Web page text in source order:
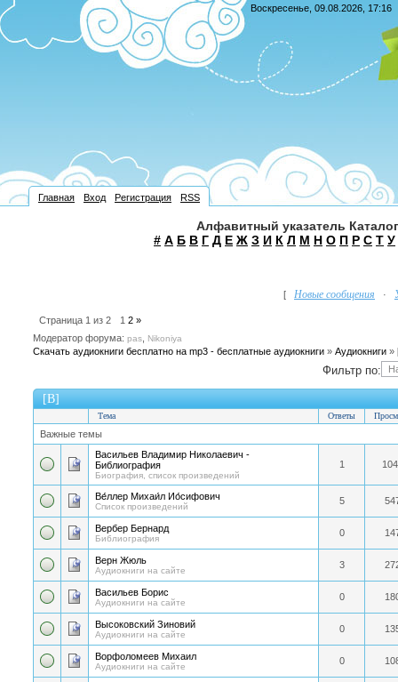
Воскресенье, 09.08.2026, 17:16
Главная Вход Регистрация RSS
Алфавитный указатель
# А Б В Г Д Е Ж З И К Л М Н О П Р С Т У
[ Новые сообщения ·
Страница 1 из 2 1 2 »
Модератор форума: pas Nikoniya
Скачать аудиокниги бесплатно на mp3 - бесплатные аудиокниги » Аудиокниги »
Фильтр по:
[В]
Тема Ответы
Важные темы
Васильев Владимир Николаевич -
Библиография
Биография, список произведений
1
Ве́ллер Михаи́л Ио́сифович
Список произведений
5
Вербер Бернард
Библиография
0
Верн Жюль
Аудиокниги на сайте
3
Васильев Борис
Аудиокниги на сайте
0
Высоковский Зиновий
Аудиокниги на сайте
0
Ворфоломеев Михаил
Аудиокниги на сайте
0